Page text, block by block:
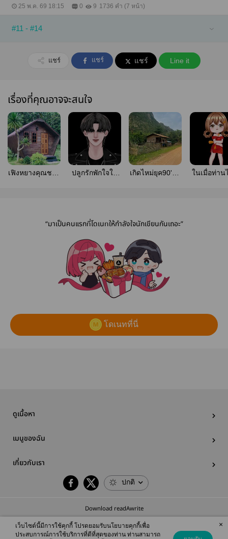
25 พ.ค. 69 18:15 0 9 1736 คำ (7 หน้า)
#11 - #14
แชร์ แชร์ แชร์ Line it
เรื่องที่คุณอาจจะสนใจ
เฟิงหยางคุณชาย
ปลูกรักพักใจใน
เกิดไหม่ยุค90'พา
ในเมื่อท่าน
“มาเป็นคนแรกที่โดเนทให้กำลังใจนักเขียนกันเถอะ”
โดเนทที่นี่
ดูเนื้อหา
เมนูของฉัน
เกี่ยวกับเรา
ปกติ
Download readAwrite
เว็บไซต์นี้มีการใช้คุกกี้ โปรดยอมรับนโยบายคุกกี้เพื่อ
ประสบการณ์การใช้บริการที่ดีที่สุดของท่าน ท่านสามารถ
×